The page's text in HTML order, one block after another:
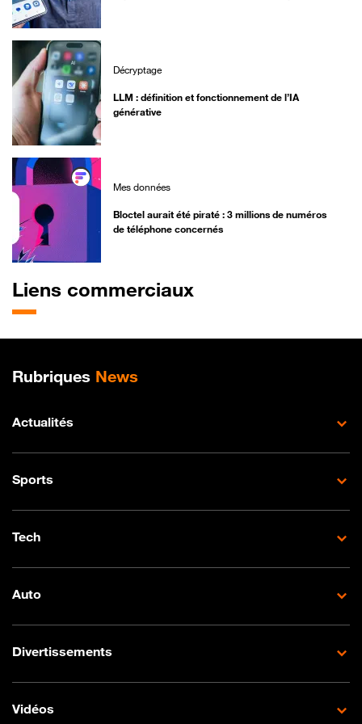
Décryptage
LLM : définition et fonctionnement de l’IA
générative
Mes données
Bloctel aurait été piraté : 3 millions de numéros
de téléphone concernés
Liens commerciaux
Plan de site
Rubriques News
Actualités
Sports
Tech
Auto
Divertissements
Vidéos